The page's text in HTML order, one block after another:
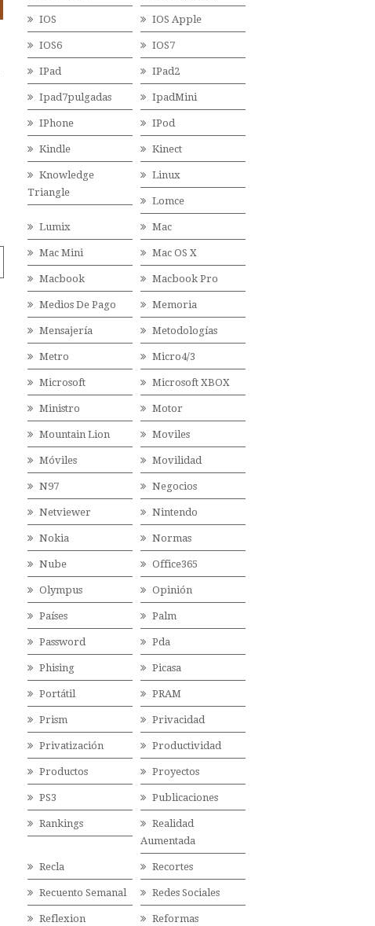
IOS IOS Apple
IOS6 IOS7
IPad IPad2
Ipad7pulgadas IpadMini
IPhone IPod
Kindle Kinect
Knowledge
Triangle
Linux
Lomce
Lumix Mac
Mac Mini Mac OS X
Macbook Macbook Pro
Medios De Pago Memoria
Mensajería Metodologías
Metro Micro4/3
Microsoft Microsoft XBOX
Ministro Motor
Mountain Lion Moviles
Móviles Movilidad
N97 Negocios
Netviewer Nintendo
Nokia Normas
Nube Office365
Olympus Opinión
Países Palm
Password Pda
Phising Picasa
Portátil PRAM
Prism Privacidad
Privatización Productividad
Productos Proyectos
PS3 Publicaciones
Rankings
Realidad
Aumentada
Recla Recortes
Recuento Semanal Redes Sociales
Reflexion Reformas